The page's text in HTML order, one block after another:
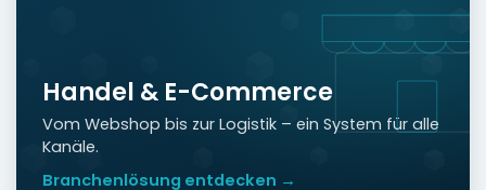
Handel & E-Commerce
Vom Webshop bis zur Logistik – ein System für alle
Kanäle.
Branchenlösung entdecken →